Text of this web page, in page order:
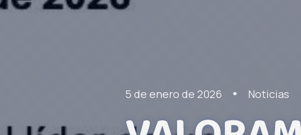
5 de enero de 2026 • Noticias